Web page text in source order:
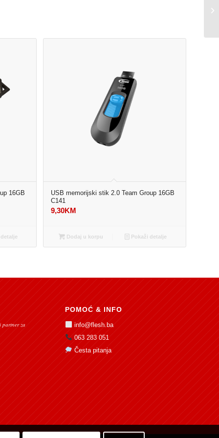
16GB
USB memorijski stik 2.0 Team Group 16GB
C141
9,30KM
Dodaj u korpu Pokaži detalje
partner za
POMOĆ & INFO
info@flesh.ba
063 283 051
Česta pitanja